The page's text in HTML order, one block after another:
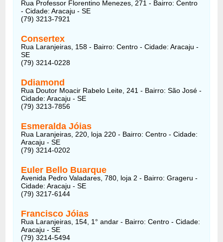
Rua Professor Florentino Menezes, 271 - Bairro: Centro
- Cidade: Aracaju - SE
(79) 3213-7921
Consertex
Rua Laranjeiras, 158 - Bairro: Centro - Cidade: Aracaju -
SE
(79) 3214-0228
Ddiamond
Rua Doutor Moacir Rabelo Leite, 241 - Bairro: São José -
Cidade: Aracaju - SE
(79) 3213-7856
Esmeralda Jóias
Rua Laranjeiras, 220, loja 220 - Bairro: Centro - Cidade:
Aracaju - SE
(79) 3214-0202
Euler Bello Buarque
Avenida Pedro Valadares, 780, loja 2 - Bairro: Grageru -
Cidade: Aracaju - SE
(79) 3217-6144
Francisco Jóias
Rua Laranjeiras, 154, 1° andar - Bairro: Centro - Cidade:
Aracaju - SE
(79) 3214-5494